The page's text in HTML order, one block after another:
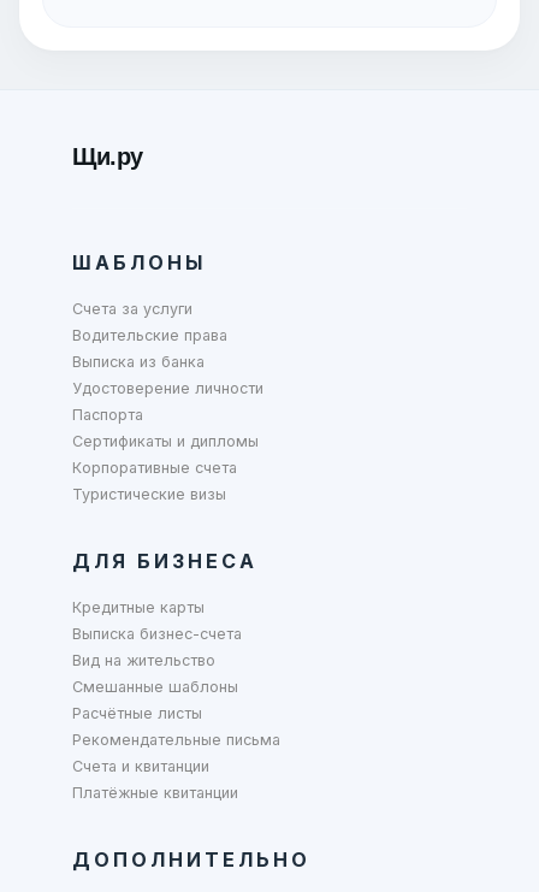
Щи.ру
ШАБЛОНЫ
Счета за услуги
Водительские права
Выписка из банка
Удостоверение личности
Паспорта
Сертификаты и дипломы
Корпоративные счета
Туристические визы
ДЛЯ БИЗНЕСА
Кредитные карты
Выписка бизнес-счета
Вид на жительство
Смешанные шаблоны
Расчётные листы
Рекомендательные письма
Счета и квитанции
Платёжные квитанции
ДОПОЛНИТЕЛЬНО